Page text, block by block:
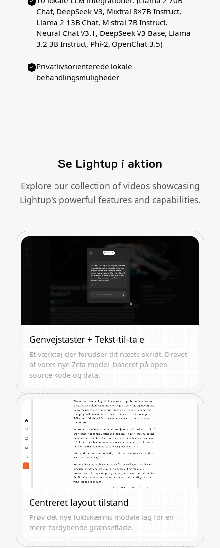
Chat, DeepSeek V3, Mixtral 8×7B Instruct,
Llama 2 13B Chat, Mistral 7B Instruct,
Neural Chat V3.1, DeepSeek V3 Base, Llama
3.2 3B Instruct, Phi-2, OpenChat 3.5)
Privatlivsorienterede lokale
behandlingsmuligheder
Se Lightup i aktion
Explore our collection of videos showcasing
Lightup's powerful features and capabilities.
Genvejstaster + Tekst-til-tale
Et værktøj der forudser dit næste skridt. Drevet
af vores nye Zeta model, baseret på open
source kode og data.
Centreret layout tilstand
Prøv det nye fuldskærms modale lag for en
mere fordybende grænseflade.